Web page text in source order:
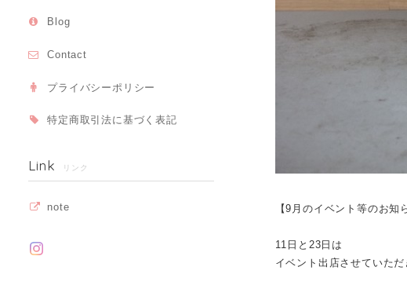
Blog
Contact
プライバシーポリシー
特定商取引法に基づく表記
Link リンク
note 【9月のイベント等のお知
11日と23日は
イベント出店させていただ